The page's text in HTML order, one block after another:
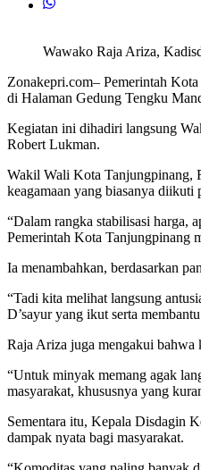
Wawako Raja Ariza,
Zonakepri.com– Pemerintah
di Halaman Gedung Tengku
Kegiatan ini dihadiri langsung
Robert Lukman.
Wakil Wali Kota Tanjungpinang,
keagamaan yang biasanya diikuti
“Dalam rangka stabilisasi harga,
Pemerintah Kota Tanjungpinang
Ia menambahkan, berdasarkan
“Tadi kita melihat langsung
D’sayur yang ikut serta
Raja Ariza juga mengakui bahwa
“Untuk minyak memang agak
masyarakat, khususnya yang
Sementara itu, Kepala Disdagin
dampak nyata bagi masyarakat.